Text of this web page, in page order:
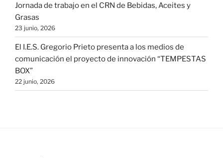
Jornada de trabajo en el CRN de Bebidas, Aceites y
Grasas
23 junio, 2026
El I.E.S. Gregorio Prieto presenta a los medios de
comunicación el proyecto de innovación “TEMPESTAS
BOX”
22 junio, 2026